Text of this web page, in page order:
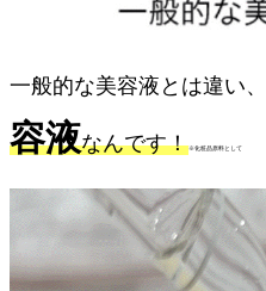
一般的な美容液とは違い、
容液なんです！※化粧品原料として